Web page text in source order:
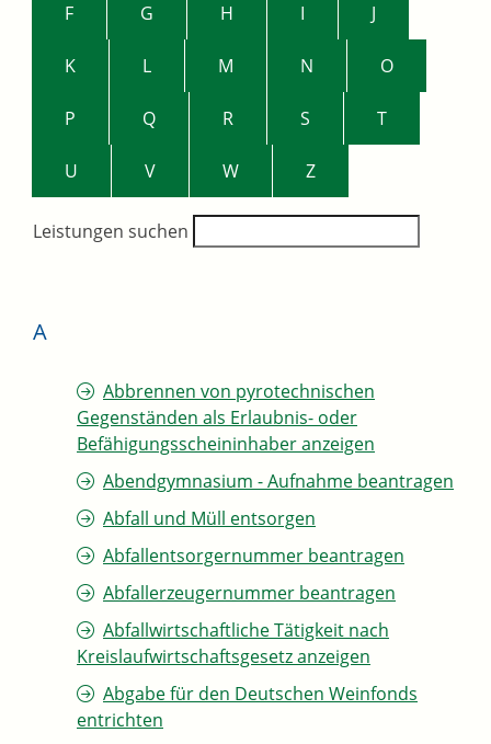
F G H I J
K L M N O
P Q R S T
U V W Z
Leistungen suchen
A
Abbrennen von pyrotechnischen
Gegenständen als Erlaubnis- oder
Befähigungsscheininhaber anzeigen
Abendgymnasium - Aufnahme beantragen
Abfall und Müll entsorgen
Abfallentsorgernummer beantragen
Abfallerzeugernummer beantragen
Abfallwirtschaftliche Tätigkeit nach
Kreislaufwirtschaftsgesetz anzeigen
Abgabe für den Deutschen Weinfonds
entrichten